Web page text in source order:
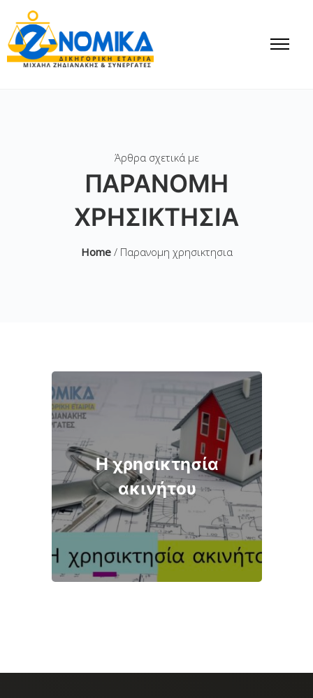
Άρθρα σχετικά με
ΠΑΡΑΝΟΜΗ
ΧΡΗΣΙΚΤΗΣΙΑ
Home/ Παρανομη χρησικτησια
Η χρησικτησία
ακινήτου